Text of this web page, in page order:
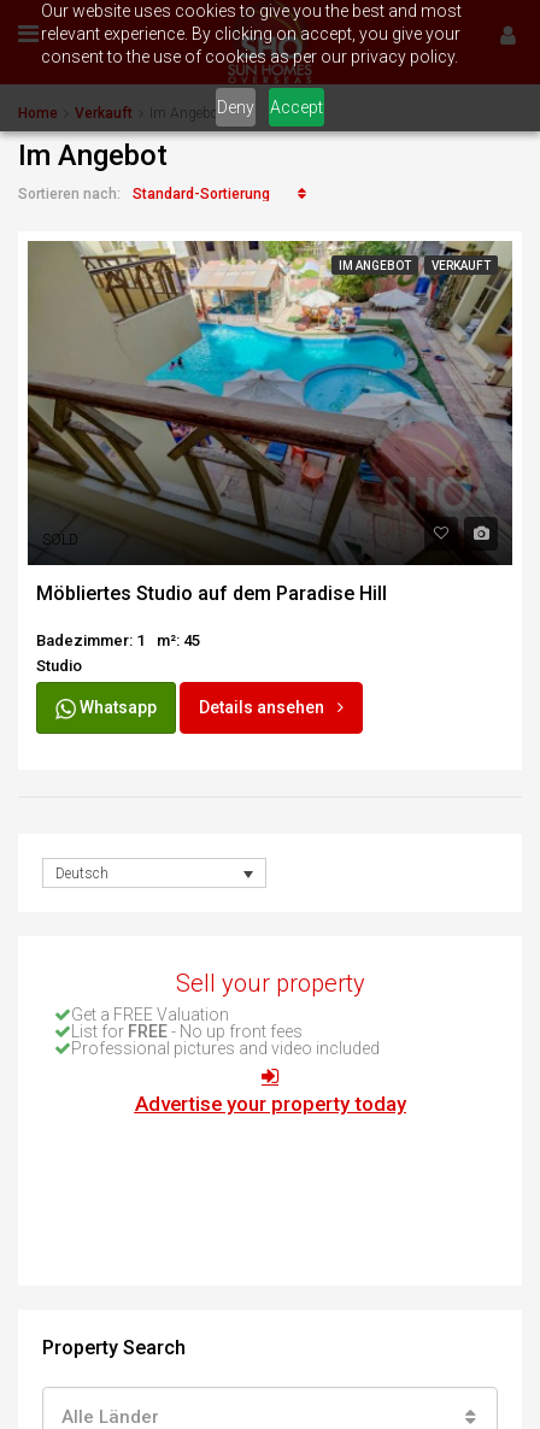
Our website uses cookies to give you the best and most
relevant experience. By clicking on accept, you give your
consent to the use of cookies as per our privacy policy.
Deny Accept
Home Verkauft Im Angebot
Im Angebot
Sortieren nach: Standard-Sortierung
IM ANGEBOT VERKAUFT
SOLD
Möbliertes Studio auf dem Paradise Hill
Badezimmer: 1
m²: 45
Studio
Whatsapp Details ansehen
Deutsch
Sell your property
Get a FREE Valuation
List for FREE- No up front fees
Professional pictures and video included
Advertise your property today
Property Search
Alle Länder